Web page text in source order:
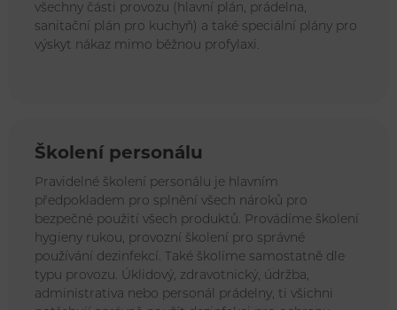
všechny části provozu (hlavní plán, prádelna,
sanitační plán pro kuchyň) a také speciální plány pro
výskyt nákaz mimo běžnou profylaxi.
Školení personálu
Pravidelné školení personálu je hlavním
předpokladem pro splnění všech nároků pro
bezpečné použití všech produktů. Provádíme školení
hygieny rukou, provozní školení pro správné
používání dezinfekcí. Také školíme samostatně dle
typu provozu. Úklidový, zdravotnický, údržba,
administrativa nebo personál prádelny, ti všichni